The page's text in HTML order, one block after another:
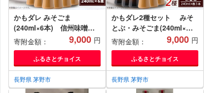
かもダレ みそごま
(240ml×6本) 信州味噌の
丸井伊藤商店【1576523】
寄附金額： 9,000 円
ふるさとチョイス
長野県 茅野市
かもダレ2種セット みそ
とぶ・みそごま(240ml×各3
本) 信州味噌の丸井伊藤商
店【1576542】
寄附金額： 9,000 円
ふるさとチョイス
長野県 茅野市